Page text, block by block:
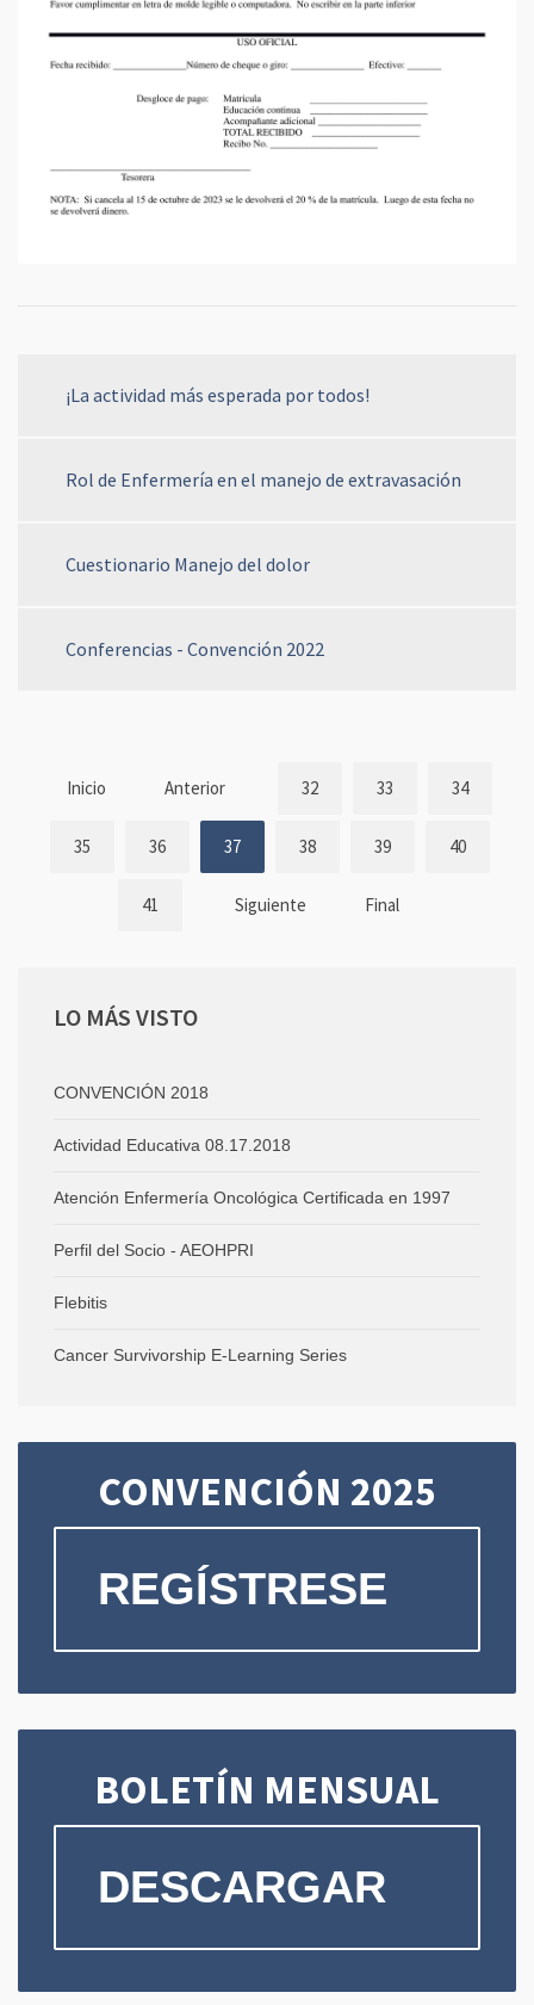
¡La actividad más esperada por todos!
Rol de Enfermería en el manejo de extravasación
Cuestionario Manejo del dolor
Conferencias - Convención 2022
Inicio Anterior 32 33 34
35 36 37 38 39 40
41 Siguiente Final
LO MÁS VISTO
CONVENCIÓN 2018
Actividad Educativa 08.17.2018
Atención Enfermería Oncológica Certificada en 1997
Perfil del Socio - AEOHPRI
Flebitis
Cancer Survivorship E-Learning Series
CONVENCIÓN 2025
REGÍSTRESE
BOLETÍN MENSUAL
DESCARGAR